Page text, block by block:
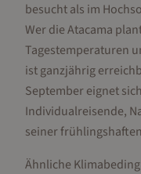
besucht als im
Wer die Atacama
Tagestemperaturen
ist ganzjährig
September eignet
Individualreisende,
seiner
Ähnliche